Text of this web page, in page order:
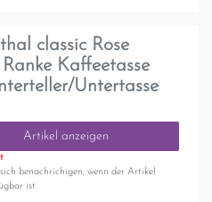
classic Rose
Kaffeetasse
Untertasse
Artikel anzeigen
benachrichigen, wenn der Artikel
ist.